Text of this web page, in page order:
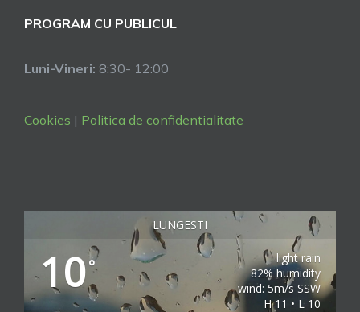
PROGRAM CU PUBLICUL
Luni-Vineri: 8:30- 12:00
Cookies | Politica de confidentialitate
LUNGESTI
10°
light rain
82% humidity
wind: 5m/s SSW
H 11 • L 10